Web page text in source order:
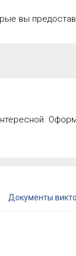
вы
Документы